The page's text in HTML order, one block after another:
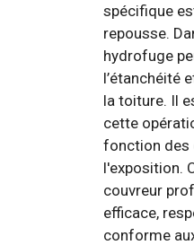
spécifique
repousse.
hydrofuge
l’étanchéité
la toiture. Il
cette
fonction des
l'exposition.
couvreur
efficace,
conforme